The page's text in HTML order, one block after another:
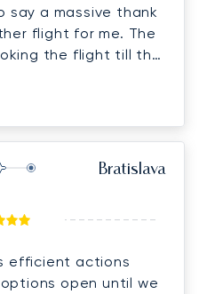
say a massive thank
flight for me. The
the flight till the
final destination
smooth.
Bratislava
efficient actions
open until we